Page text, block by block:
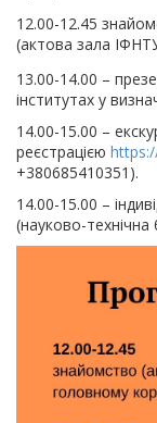
12.00-12.45
(актова зала
13.00-14.00 –
інститутах у
14.00-15.00 –
реєстрацією
+380685410351).
14.00-15.00 –
(науково-